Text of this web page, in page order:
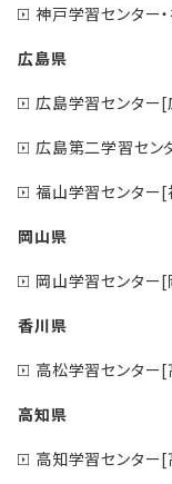
神戸学習センター
広島県
広島学習センター
広島第二学習セン
福山学習センター
岡山県
岡山学習センター
香川県
高松学習センター
高知県
高知学習センター